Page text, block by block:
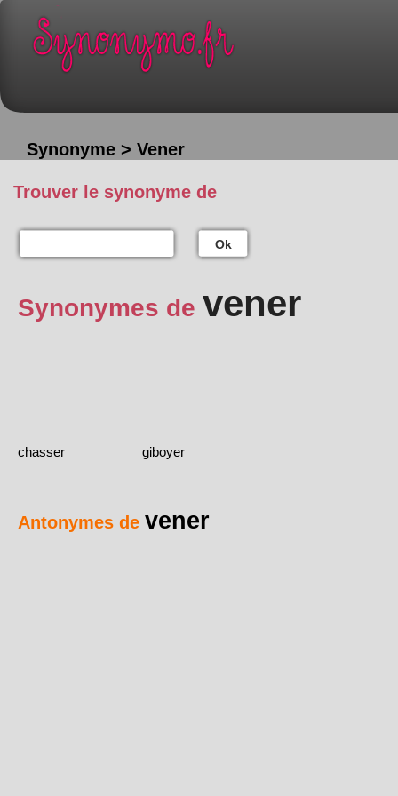
Synonyme > Vener
Trouver le synonyme de
Ok
Synonymes de vener
chasser giboyer
Antonymes de vener